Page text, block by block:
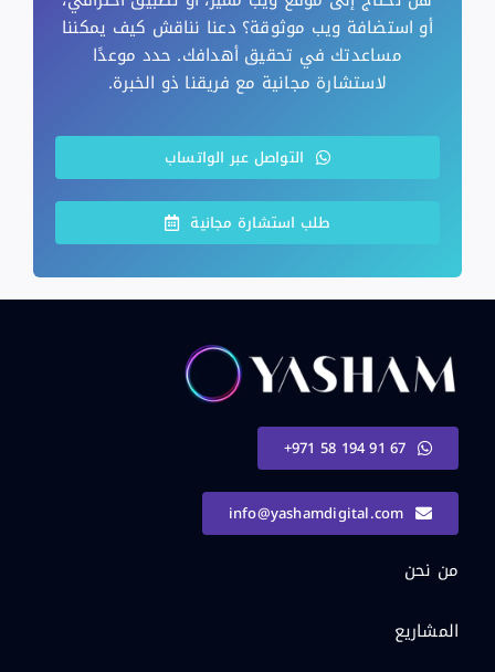
أو استضافة ويب موثوقة؟ دعنا نناقش كيف يمكننا
مساعدتك في تحقيق أهدافك. حدد موعدًا
لاستشارة مجانية مع فريقنا ذو الخبرة.
التواصل عبر الواتساب
طلب استشارة مجانية
+971 58 194 91 67
info@yashamdigital.com
من نحن
المشاريع